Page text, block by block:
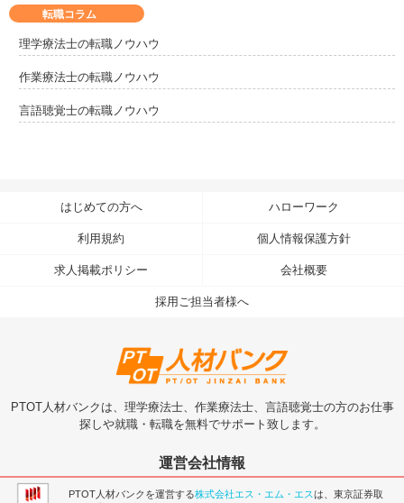
転職コラム
理学療法士の転職ノウハウ
作業療法士の転職ノウハウ
言語聴覚士の転職ノウハウ
はじめての方へ ハローワーク
利用規約 個人情報保護方針
求人掲載ポリシー 会社概要
採用ご担当者様へ
PTOT人材バンクは、理学療法士、作業療法士、言語聴覚士の方のお仕事
探しや就職・転職を無料でサポート致します。
運営会社情報
PTOT人材バンクを運営する株式会社エス・エム・エスは、東京証券取